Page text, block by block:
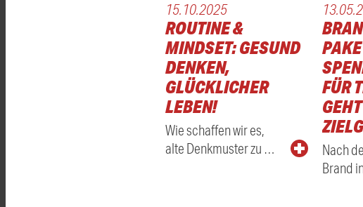
15.10.2025
ROUTINE &
MINDSET: GESUND
DENKEN,
GLÜCKLICHER
LEBEN!
Wie schaffen wir es,
alte Denkmuster zu …
FÜR
Nach
Brand